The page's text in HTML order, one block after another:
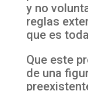
y no
reglas
que es
Que este
de una